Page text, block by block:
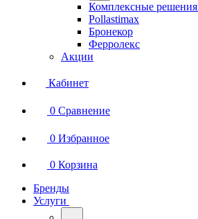
Комплексные решения
Pollastimax
Бронекор
Ферролекс
Акции
Кабинет
0 Сравнение
0 Избранное
0 Корзина
Бренды
Услуги